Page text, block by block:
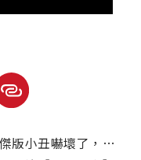
稱他是一名偉大的演員